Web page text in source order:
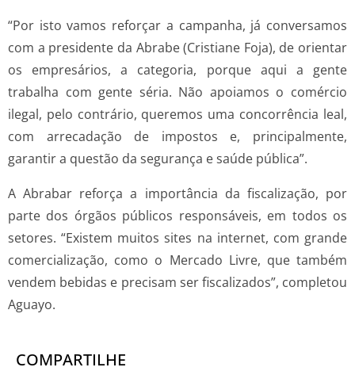
“Por isto vamos reforçar a campanha, já conversamos
com a presidente da Abrabe (Cristiane Foja), de orientar
os empresários, a categoria, porque aqui a gente
trabalha com gente séria. Não apoiamos o comércio
ilegal, pelo contrário, queremos uma concorrência leal,
com arrecadação de impostos e, principalmente,
garantir a questão da segurança e saúde pública”.
A Abrabar reforça a importância da fiscalização, por
parte dos órgãos públicos responsáveis, em todos os
setores. “Existem muitos sites na internet, com grande
comercialização, como o Mercado Livre, que também
vendem bebidas e precisam ser fiscalizados”, completou
Aguayo.
COMPARTILHE